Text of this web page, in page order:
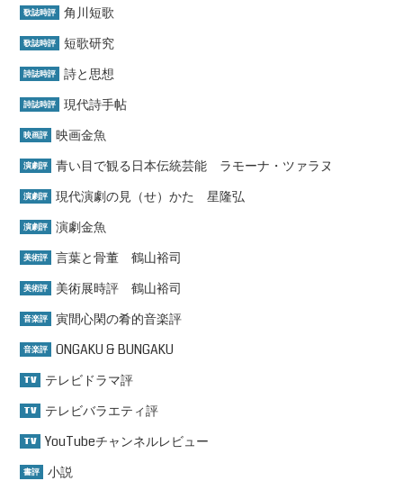
歌誌時評 角川短歌
歌誌時評 短歌研究
詩誌時評 詩と思想
詩誌時評 現代詩手帖
映画評 映画金魚
演劇評 青い目で観る日本伝統芸能 ラモーナ・ツァラヌ
演劇評 現代演劇の見（せ）かた 星隆弘
演劇評 演劇金魚
美術評 言葉と骨董 鶴山裕司
美術評 美術展時評 鶴山裕司
音楽評 寅間心閑の肴的音楽評
音楽評 ONGAKU & BUNGAKU
TV テレビドラマ評
TV テレビバラエティ評
TV YouTubeチャンネルレビュー
書評 小説